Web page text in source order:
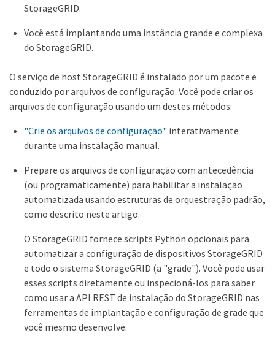
StorageGRID.
Você está implantando uma instância grande e complexa
do StorageGRID.
O serviço de host StorageGRID é instalado por um pacote e
conduzido por arquivos de configuração. Você pode criar os
arquivos de configuração usando um destes métodos:
"Crie os arquivos de configuração" interativamente
durante uma instalação manual.
Prepare os arquivos de configuração com antecedência
(ou programaticamente) para habilitar a instalação
automatizada usando estruturas de orquestração padrão,
como descrito neste artigo.
O StorageGRID fornece scripts Python opcionais para
automatizar a configuração de dispositivos StorageGRID
e todo o sistema StorageGRID (a "grade"). Você pode usar
esses scripts diretamente ou inspecioná-los para saber
como usar a API REST de instalação do StorageGRID nas
ferramentas de implantação e configuração de grade que
você mesmo desenvolve.